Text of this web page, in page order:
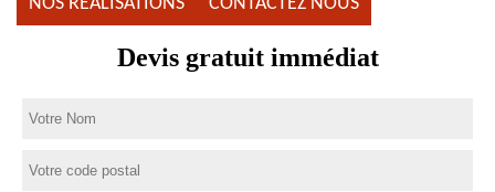
Devis gratuit immédiat